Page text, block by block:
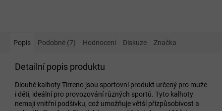
Popis Podobné (7) Hodnocení Diskuze Značka
Detailní popis produktu
Dlouhé kalhoty Tirreno jsou sportovní produkt určený pro muže
i děti, ideální pro provozování různých sportů. Tyto kalhoty
nemají vnitřní podšívku, což umožňuje větší přizpůsobivost a